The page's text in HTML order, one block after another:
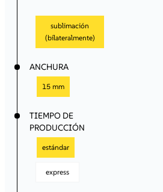
sublimación
(bilateralmente)
ANCHURA
15 mm
TIEMPO DE
PRODUCCIÓN
estándar
express